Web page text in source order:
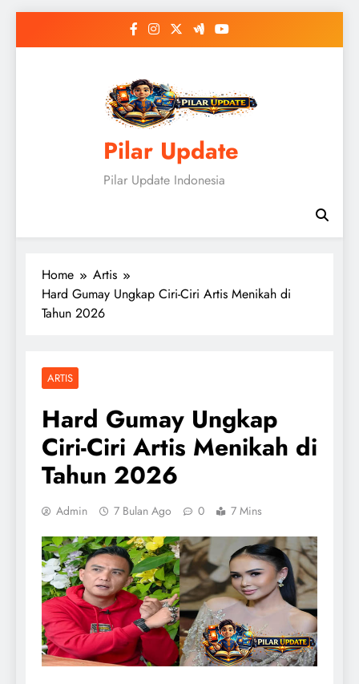
Pilar Update
Pilar Update Indonesia
Home
Artis
Hard Gumay Ungkap Ciri-Ciri Artis Menikah di
Tahun 2026
ARTIS
Hard Gumay Ungkap
Ciri-Ciri Artis Menikah di
Tahun 2026
Admin 7 Bulan Ago 0 7 Mins